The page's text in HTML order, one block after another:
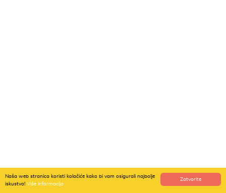
Zatvorite
Naša web stranica koristi kolačiće kako bi vam osigurali najbolje
iskustvo! Više informacija